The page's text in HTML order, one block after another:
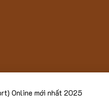
Online mới nhất 2025